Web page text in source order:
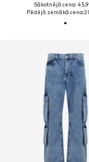
Sākotnējā cena:
Pēdējā zemākā cena: